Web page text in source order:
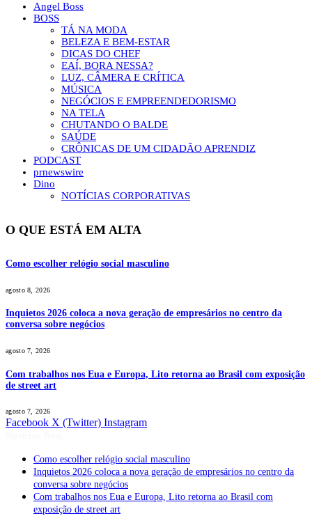
Angel Boss
BOSS
TÁ NA MODA
BELEZA E BEM-ESTAR
DICAS DO CHEF
EAÍ, BORA NESSA?
LUZ, CÂMERA E CRÍTICA
MÚSICA
NEGÓCIOS E EMPREENDEDORISMO
NA TELA
CHUTANDO O BALDE
SAÚDE
CRÔNICAS DE UM CIDADÃO APRENDIZ
PODCAST
prnewswire
Dino
NOTÍCIAS CORPORATIVAS
O QUE ESTÁ EM ALTA
Como escolher relógio social masculino
agosto 8, 2026
Inquietos 2026 coloca a nova geração de empresários no centro da
conversa sobre negócios
agosto 7, 2026
Com trabalhos nos Eua e Europa, Lito retorna ao Brasil com exposição
de street art
agosto 7, 2026
Facebook X (Twitter) Instagram
Como escolher relógio social masculino
Inquietos 2026 coloca a nova geração de empresários no centro da
conversa sobre negócios
Com trabalhos nos Eua e Europa, Lito retorna ao Brasil com
exposição de street art